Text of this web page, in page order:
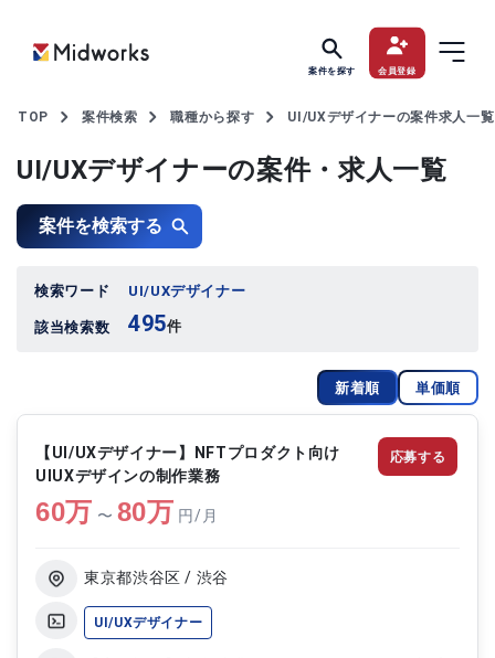
案件を探す 会員登録
TOP 案件検索 職種から探す UI/UXデザイナーの案件求人一覧
UI/UXデザイナーの案件・求人一覧
案件を検索する
検索ワード UI/UXデザイナー
該当検索数 495件
新着順 単価順
【UI/UXデザイナー】NFTプロダクト向け
UIUXデザインの制作業務
60万 〜 80万 円/月
東京都渋谷区 / 渋谷
UI/UXデザイナー
応募する